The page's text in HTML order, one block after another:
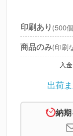
印刷あり (500
商品のみ(印刷
入
出荷
納